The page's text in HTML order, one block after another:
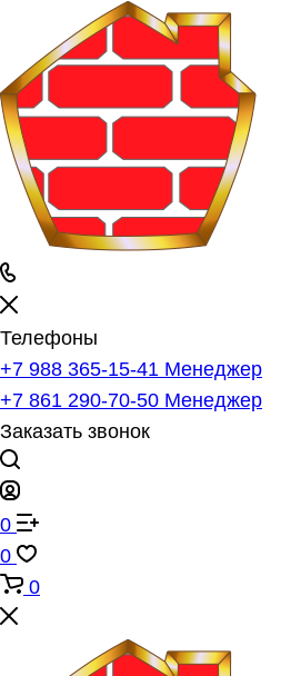
Телефоны
+7 988 365-15-41 Менеджер
+7 861 290-70-50 Менеджер
Заказать звонок
0
0
0